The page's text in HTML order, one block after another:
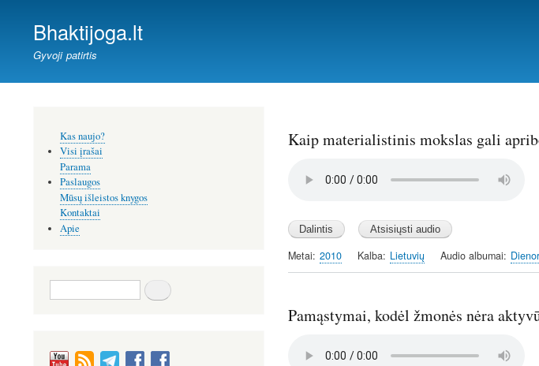
Bhaktijoga.lt
Gyvoji patirtis
Kaip materialistinis mokslas gali
Metai 2010 Kalba Lietuvių Audio albumai
Pamąstymai, kodėl žmonės nėra
meniu
Kas naujo?
Visi įrašai
Parama
Paslaugos
Mūsų išleistos knygos
Kontaktai
Apie
Paieška